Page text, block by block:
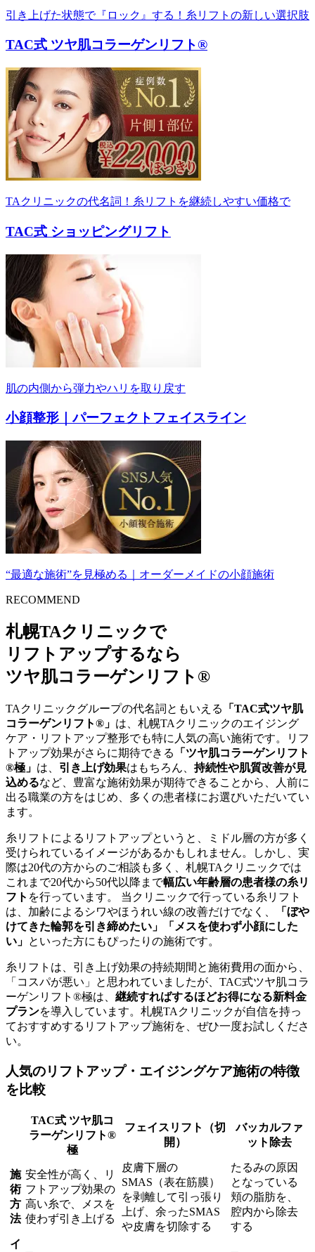
引き上げた状態で『ロック』する！糸リフトの新しい選択肢
TAC式 ツヤ肌コラーゲンリフト®
TAクリニックの代名詞！糸リフトを継続しやすい価格で
TAC式 ショッピングリフト
肌の内側から弾力やハリを取り戻す
小顔整形｜パーフェクトフェイスライン
“最適な施術”を見極める｜オーダーメイドの小顔施術
RECOMMEND
札幌TAクリニックで
リフトアップするなら
ツヤ肌コラーゲンリフト®
TAクリニックグループの代名詞ともいえる
「TAC式ツヤ肌
コラーゲンリフト®」 は、札幌TAクリニックのエイジング
ケア・リフトアップ整形でも特に人気の高い施術です。リフ
トアップ効果がさらに期待できる
「ツヤ肌コラーゲンリフト
®極」 は、 引き上げ効果はもちろん、 持続性や肌質改善が見
込めるなど、豊富な施術効果が期待できることから、人前に
出る職業の方をはじめ、多くの患者様にお選びいただいてい
ます。
糸リフトによるリフトアップというと、ミドル層の方が多く
受けられているイメージがあるかもしれません。しかし、実
際は20代の方からのご相談も多く、札幌TAクリニックでは
これまで20代から50代以降まで幅広い年齢層の患者様の糸リ
フト を行っています。 当クリニックで行っている糸リフト
は、加齢によるシワやほうれい線の改善だけでなく、
「ぼや
けてきた輪郭を引き締めたい」「メスを使わず小顔にした
い」 といった方にもぴったりの施術です。
糸リフトは、引き上げ効果の持続期間と施術費用の面から、
「コスパが悪い」と思われていましたが、TAC式ツヤ肌コラ
ーゲンリフト®極は、 継続すればするほどお得になる新料金
プランを導入しています。札幌TAクリニックが自信を持っ
ておすすめするリフトアップ施術を、ぜひ一度お試しくださ
い。
人気のリフトアップ・エイジングケア施術の特徴
を比較
TAC式 ツヤ肌コ
ラーゲンリフト®
極
フェイスリフト（切
開）
バッカルファ
ット除去
施
術
方
法
安全性が高く、リ
フトアップ効果の
高い糸で、メスを
使わず引き上げる
皮膚下層の
SMAS（表在筋膜）
を剥離して引っ張り
上げ、余ったSMAS
や皮膚を切除する
たるみの原因
となっている
頬の脂肪を、
腔内から除去
する
イ